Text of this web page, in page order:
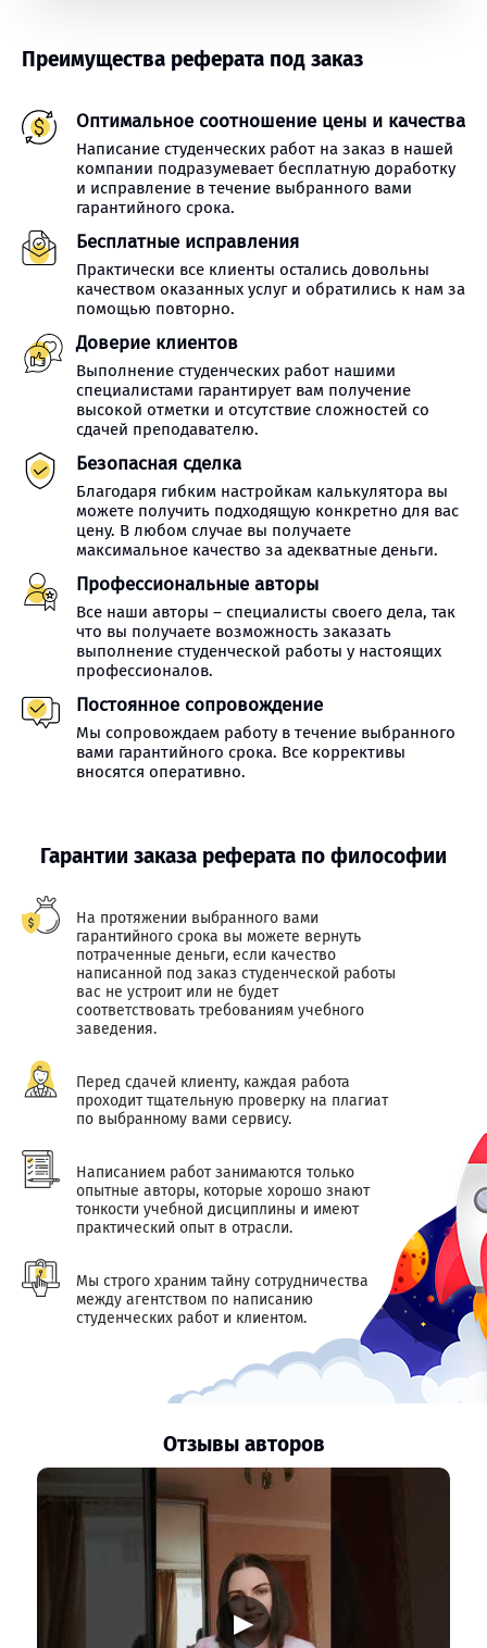
Преимущества реферата под заказ
Оптимальное соотношение цены и качества
Написание студенческих работ на заказ в нашей
компании подразумевает бесплатную доработку
и исправление в течение выбранного вами
гарантийного срока.
Бесплатные исправления
Практически все клиенты остались довольны
качеством оказанных услуг и обратились к нам за
помощью повторно.
Доверие клиентов
Выполнение студенческих работ нашими
специалистами гарантирует вам получение
высокой отметки и отсутствие сложностей со
сдачей преподавателю.
Безопасная сделка
Благодаря гибким настройкам калькулятора вы
можете получить подходящую конкретно для вас
цену. В любом случае вы получаете
максимальное качество за адекватные деньги.
Профессиональные авторы
Все наши авторы – специалисты своего дела, так
что вы получаете возможность заказать
выполнение студенческой работы у настоящих
профессионалов.
Постоянное сопровождение
Мы сопровождаем работу в течение выбранного
вами гарантийного срока. Все коррективы
вносятся оперативно.
Гарантии заказа реферата по философии
На протяжении выбранного вами
гарантийного срока вы можете вернуть
потраченные деньги, если качество
написанной под заказ студенческой работы
вас не устроит или не будет
соответствовать требованиям учебного
заведения.
Перед сдачей клиенту, каждая работа
проходит тщательную проверку на плагиат
по выбранному вами сервису.
Написанием работ занимаются только
опытные авторы, которые хорошо знают
тонкости учебной дисциплины и имеют
практический опыт в отрасли.
Мы строго храним тайну сотрудничества
между агентством по написанию
студенческих работ и клиентом.
Отзывы авторов
▶